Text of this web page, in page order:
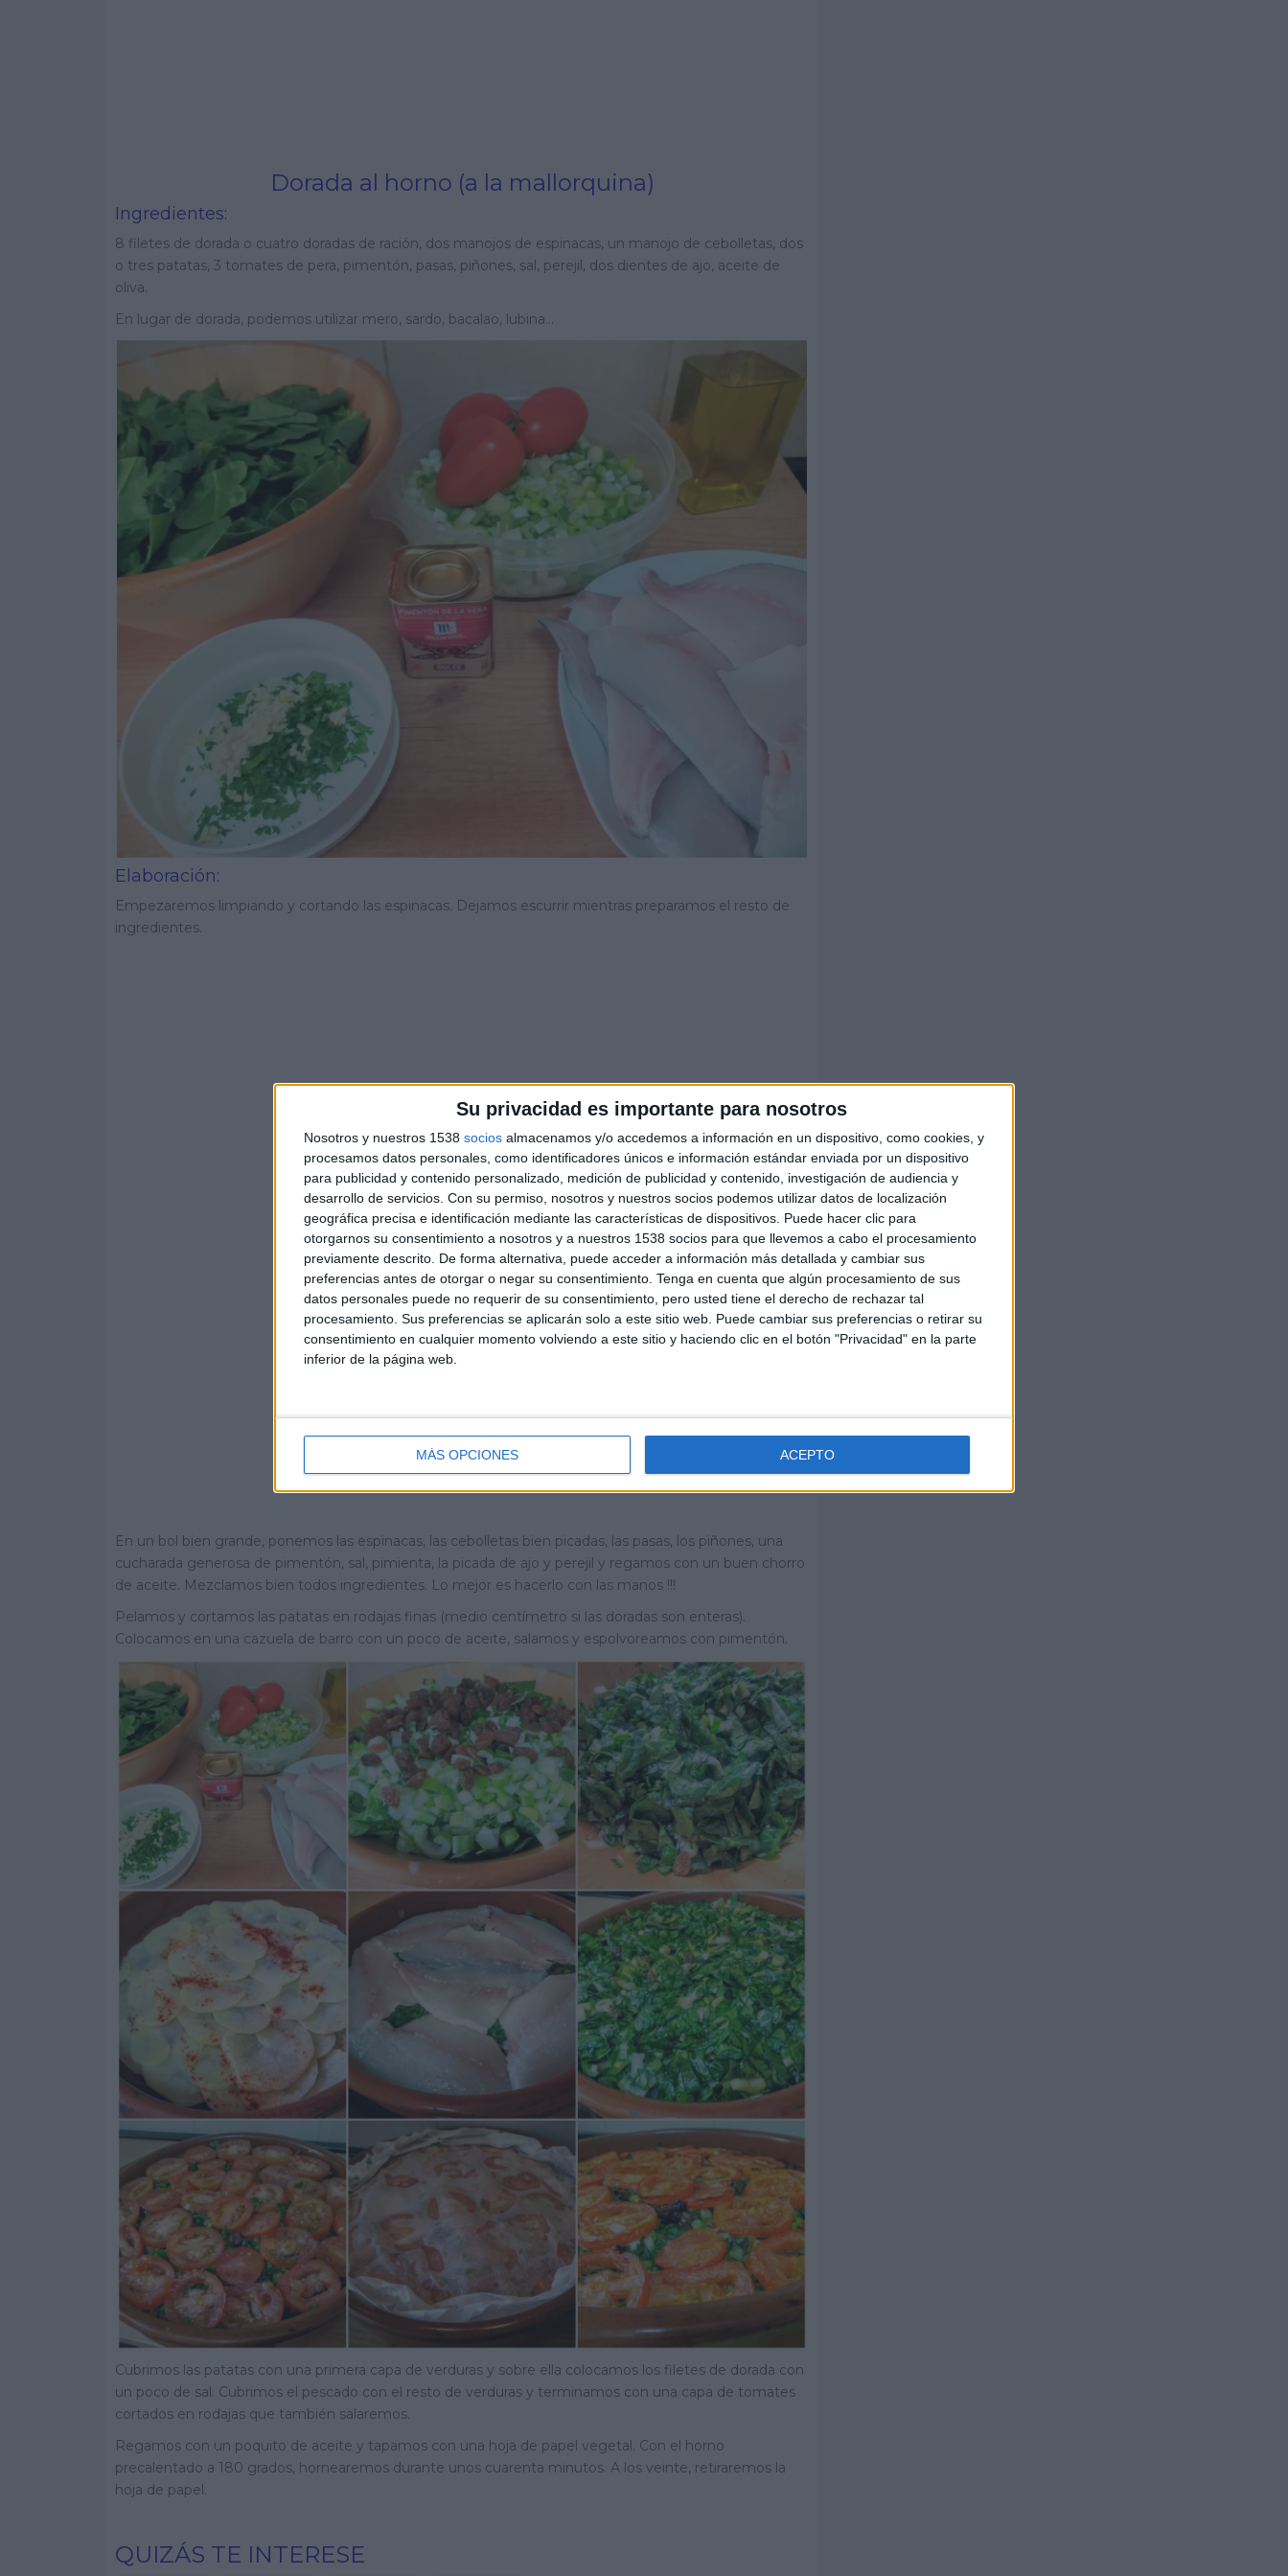
Su privacidad es importante para nosotros
Nosotros y nuestros 1538 socios almacenamos y/o accedemos a información en un dispositivo, como cookies, y
procesamos datos personales, como identificadores únicos e información estándar enviada por un dispositivo
para publicidad y contenido personalizado, medición de publicidad y contenido, investigación de audiencia y
desarrollo de servicios. Con su permiso, nosotros y nuestros socios podemos utilizar datos de localización
geográfica precisa e identificación mediante las características de dispositivos. Puede hacer clic para
otorgarnos su consentimiento a nosotros y a nuestros 1538 socios para que llevemos a cabo el procesamiento
previamente descrito. De forma alternativa, puede acceder a información más detallada y cambiar sus
preferencias antes de otorgar o negar su consentimiento. Tenga en cuenta que algún procesamiento de sus
datos personales puede no requerir de su consentimiento, pero usted tiene el derecho de rechazar tal
procesamiento. Sus preferencias se aplicarán solo a este sitio web. Puede cambiar sus preferencias o retirar su
consentimiento en cualquier momento volviendo a este sitio y haciendo clic en el botón "Privacidad" en la parte
inferior de la página web.
MÁS OPCIONES ACEPTO
Dorada al horno (a la mallorquina)
Ingredientes:
8 filetes de dorada o cuatro doradas de ración, dos manojos de espinacas, un manojo de cebolletas, dos
o tres patatas, 3 tomates de pera, pimentón, pasas, piñones, sal, perejil, dos dientes de ajo, aceite de
oliva.
En lugar de dorada, podemos utilizar mero, sardo, bacalao, lubina…
Elaboración:
Empezaremos limpiando y cortando las espinacas. Dejamos escurrir mientras preparamos el resto de
ingredientes.
En un bol bien grande, ponemos las espinacas, las cebolletas bien picadas, las pasas, los piñones, una
cucharada generosa de pimentón, sal, pimienta, la picada de ajo y perejil y regamos con un buen chorro
de aceite. Mezclamos bien todos ingredientes. Lo mejor es hacerlo con las manos !!!
Pelamos y cortamos las patatas en rodajas finas (medio centímetro si las doradas son enteras).
Colocamos en una cazuela de barro con un poco de aceite, salamos y espolvoreamos con pimentón.
Cubrimos las patatas con una primera capa de verduras y sobre ella colocamos los filetes de dorada con
un poco de sal. Cubrimos el pescado con el resto de verduras y terminamos con una capa de tomates
cortados en rodajas que también salaremos.
Regamos con un poquito de aceite y tapamos con una hoja de papel vegetal. Con el horno
precalentado a 180 grados, hornearemos durante unos cuarenta minutos. A los veinte, retiraremos la
hoja de papel.
QUIZÁS TE INTERESE